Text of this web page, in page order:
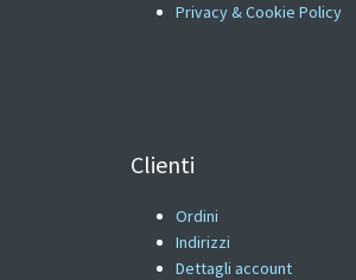
Privacy & Cookie Policy
Clienti
Ordini
Indirizzi
Dettagli account